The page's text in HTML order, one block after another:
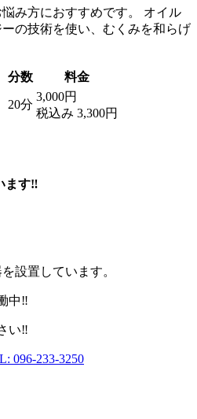
み方におすすめです。 オイル
の技術を使い、むくみを和らげ
分数 料金
20分
3,000円
税込み 3,300円
ます‼
設置しています。
中‼
い‼
096-233-3250